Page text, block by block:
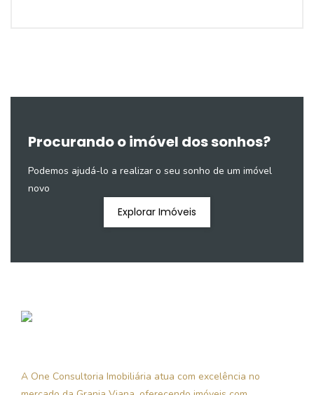
Procurando o imóvel dos sonhos?
Podemos ajudá-lo a realizar o seu sonho de um imóvel
novo
Explorar Imóveis
A One Consultoria Imobiliária atua com excelência no